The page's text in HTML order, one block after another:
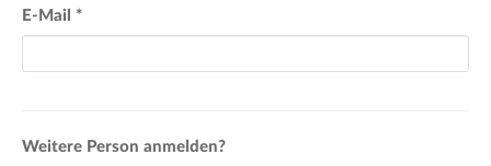
E-Mail *
Weitere Person anmelden?